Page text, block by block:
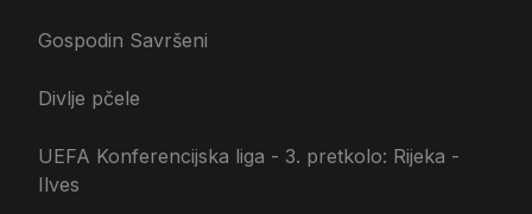
Gospodin Savršeni
Divlje pčele
UEFA Konferencijska liga - 3. pretkolo: Rijeka -
Ilves